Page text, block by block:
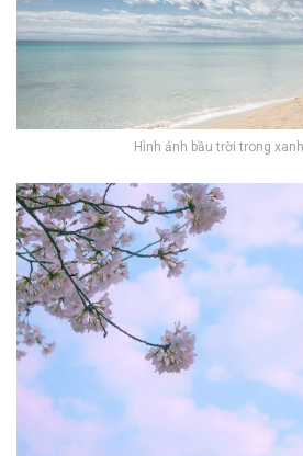
Hình ảnh bầu trời trong